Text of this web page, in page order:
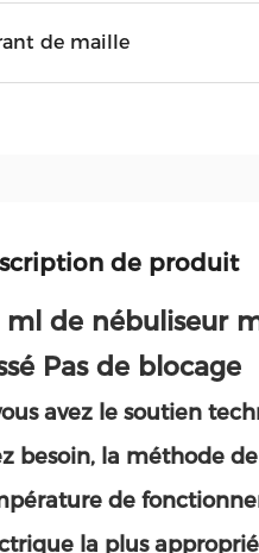
de maille
de produit
ml de nébuliseur
Pas de blocage
avez le soutien
besoin, la méthode
de
la plus